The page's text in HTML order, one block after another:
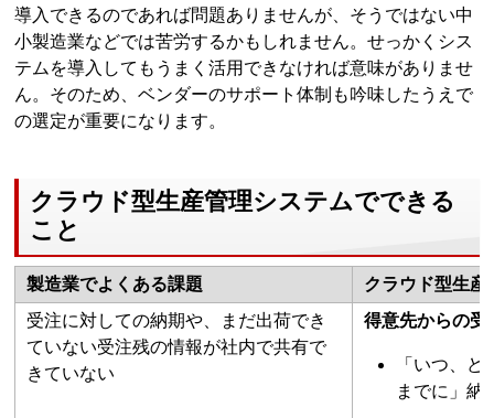
導入できるのであれば問題ありませんが、そうではない中
小製造業などでは苦労するかもしれません。せっかくシス
テムを導入してもうまく活用できなければ意味がありませ
ん。そのため、ベンダーのサポート体制も吟味したうえで
の選定が重要になります。
クラウド型生産管理システムでできる
こと
製造業でよくある課題
クラウド型生産
受注に対しての納期や、まだ出荷でき
ていない受注残の情報が社内で共有で
きていない
得意先からの受
「いつ、
までに」納